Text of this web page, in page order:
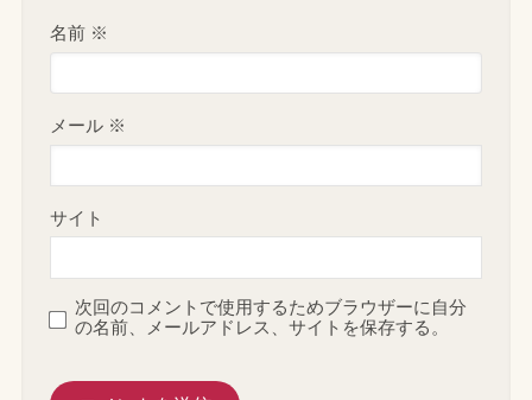
名前 ※
メール ※
サイト
次回のコメントで使用するためブラウザーに自分
の名前、メールアドレス、サイトを保存する。